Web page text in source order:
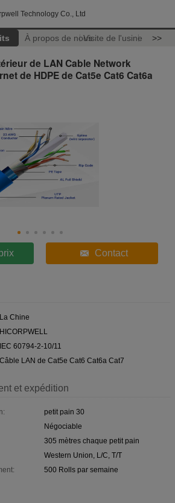
Technology Co., Ltd
À propos de nousVisite de l'usine >>
de LAN Cable Network
de HDPE de Cat5e Cat6 Cat6a
Contact
La Chine
HICORPWELL
IEC 60794-2-10/11
Câble LAN de Cat5e Cat6 Cat6a Cat7
et expédition
petit pain 30
Négociable
305 mètres chaque petit pain
Western Union, L/C, T/T
500 Rolls par semaine